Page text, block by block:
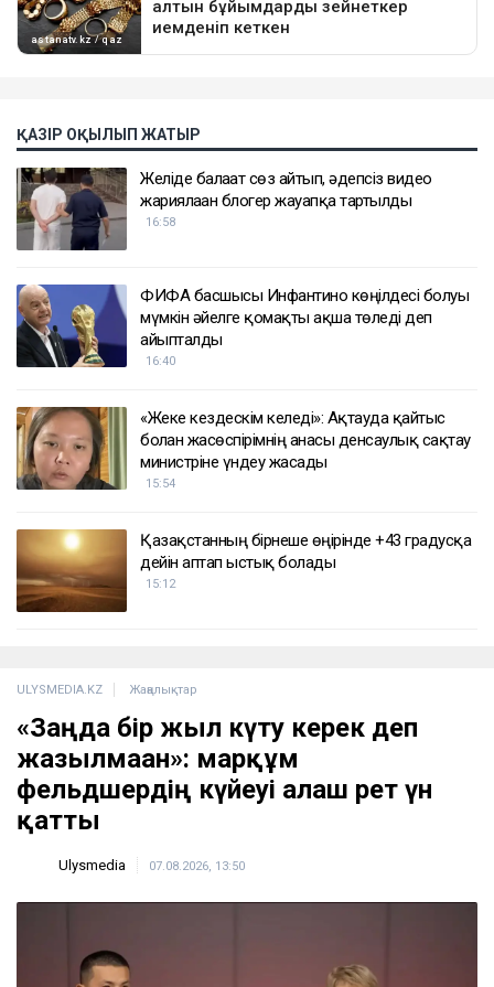
ҚАЗІР ОҚЫЛЫП ЖАТЫР
Желіде балағат сөз айтып, әдепсіз видео
жариялаған блогер жауапқа тартылды
16:58
ФИФА басшысы Инфантино көңілдесі болуы
мүмкін әйелге қомақты ақша төледі деп
айыпталды
16:40
«Жеке кездескім келеді»: Ақтауда қайтыс
болған жасөспірімнің анасы денсаулық сақтау
министріне үндеу жасады
15:54
Қазақстанның бірнеше өңірінде +43 градусқа
дейін аптап ыстық болады
15:12
ULYSMEDIA.KZ Жаңалықтар
«Заңда бір жыл күту керек деп
жазылмаған»: марқұм
фельдшердің күйеуі алғаш рет үн
қатты
Ulysmedia 07.08.2026, 13:50